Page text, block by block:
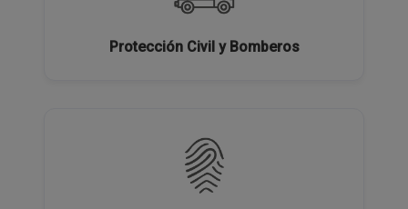
Protección Civil y Bomberos